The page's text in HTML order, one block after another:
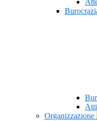
Organizzazione